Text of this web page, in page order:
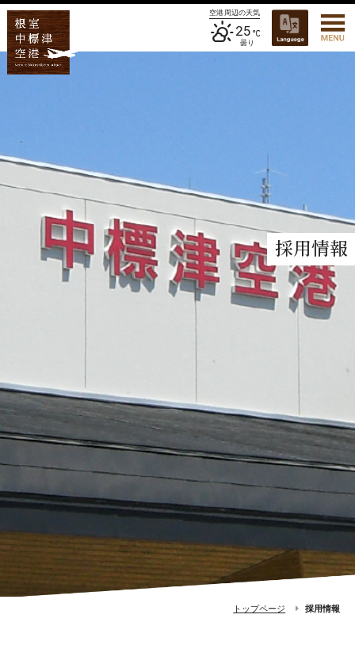
空港周辺の天気
25
曇り
採用情報
トップページ 採用情報